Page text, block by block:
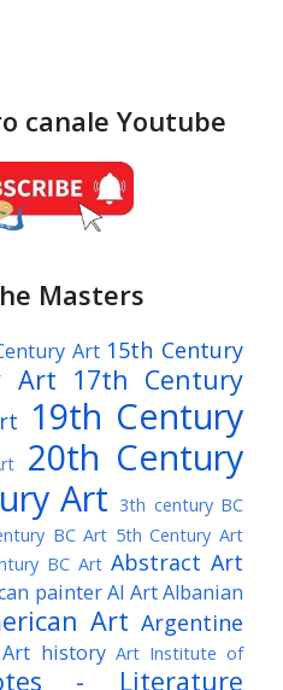
canale Youtube
Masters
Art 15th Century
Art 17th Century
19th Century
20th Century
Art 3th century BC
BC Art 5th Century Art
BC Art Abstract Art
painterAI ArtAlbanian
Art Argentine
Art history Art Institute of
- Literature